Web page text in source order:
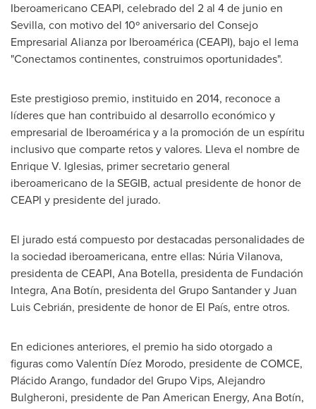
Iberoamericano CEAPI, celebrado del 2 al 4 de junio en
Sevilla, con motivo del 10º aniversario del Consejo
Empresarial Alianza por Iberoamérica (CEAPI), bajo el lema
"Conectamos continentes, construimos oportunidades".
Este prestigioso premio, instituido en 2014, reconoce a
líderes que han contribuido al desarrollo económico y
empresarial de Iberoamérica y a la promoción de un espíritu
inclusivo que comparte retos y valores. Lleva el nombre de
Enrique V. Iglesias, primer secretario general
iberoamericano de la SEGIB, actual presidente de honor de
CEAPI y presidente del jurado.
El jurado está compuesto por destacadas personalidades de
la sociedad iberoamericana, entre ellas: Núria Vilanova,
presidenta de CEAPI, Ana Botella, presidenta de Fundación
Integra, Ana Botín, presidenta del Grupo Santandery Juan
Luis Cebrián, presidente de honor de El País, entre otros.
En ediciones anteriores, el premio ha sido otorgado a
figuras como Valentín Díez Morodo, presidente de COMCE,
Plácido Arango, fundador del Grupo Vips, Alejandro
Bulgheroni, presidente de Pan American Energy, Ana Botín,